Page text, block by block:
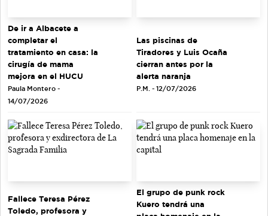
De ir a Albacete a
completar el
tratamiento en casa: la
cirugía de mama
mejora en el HUCU
Paula Montero -
14/07/2026
Las piscinas de
Tiradores y Luis Ocaña
cierran antes por la
alerta naranja
P.M. - 12/07/2026
Fallece Teresa Pérez
Toledo, profesora y
El grupo de punk rock
Kuero tendrá una